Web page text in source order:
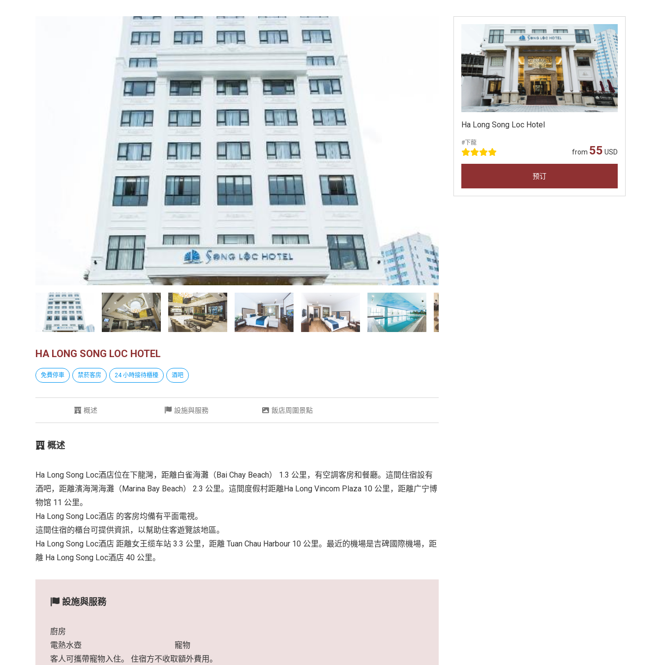
HA LONG SONG LOC HOTEL
免費停車 禁菸客房 24 小時接待櫃檯 酒吧
Ha Long Song Loc Hotel
#下龍
from 55 USD
预订
概述 設施與服務 飯店周圍景點
概述
Ha Long Song Loc酒店位在下龍灣，距離白雀海灘（Bai Chay Beach） 1.3 公里，有空調客房和餐廳。這間住宿設有
酒吧，距離濱海灣海灘（Marina Bay Beach） 2.3 公里。這間度假村距離Ha Long Vincom Plaza 10 公里，距離广宁博
物馆 11 公里。
Ha Long Song Loc酒店 的客房均備有平面電視。
這間住宿的櫃台可提供資訊，以幫助住客遊覽該地區。
Ha Long Song Loc酒店 距離女王缆车站 3.3 公里，距離 Tuan Chau Harbour 10 公里。最近的機場是吉碑國際機場，距
離 Ha Long Song Loc酒店 40 公里。
設施與服務
廚房
電熱水壺
寵物
客人可攜帶寵物入住。 住宿方不收取額外費用。